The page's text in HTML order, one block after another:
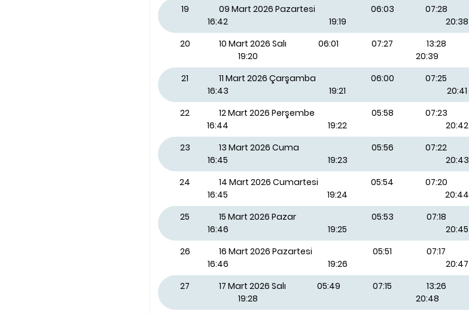
19
09 Mart 2026 Pazartesi 06:03 07:28
16:42
19:19
20:38
20
10 Mart 2026 Salı 06:01 07:27 13:28
19:20
20:39
21
11 Mart 2026 Çarşamba 06:00 07:25
16:43
19:21
20:41
22
12 Mart 2026 Perşembe 05:58 07:23
16:44
19:22
20:42
23
13 Mart 2026 Cuma 05:56 07:22
16:45
19:23
20:43
24
14 Mart 2026 Cumartesi 05:54 07:20
16:45
19:24
20:44
25
15 Mart 2026 Pazar 05:53 07:18
16:46
19:25
20:45
26
16 Mart 2026 Pazartesi 05:51 07:17
16:46
19:26
20:47
27
17 Mart 2026 Salı 05:49 07:15 13:26
19:28
20:48